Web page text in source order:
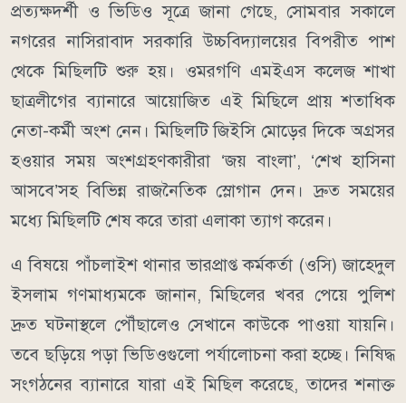
প্রত্যক্ষদর্শী ও ভিডিও সূত্রে জানা গেছে, সোমবার সকালে
নগরের নাসিরাবাদ সরকারি উচ্চবিদ্যালয়ের বিপরীত পাশ
থেকে মিছিলটি শুরু হয়। ওমরগণি এমইএস কলেজ শাখা
ছাত্রলীগের ব্যানারে আয়োজিত এই মিছিলে প্রায় শতাধিক
নেতা-কর্মী অংশ নেন। মিছিলটি জিইসি মোড়ের দিকে অগ্রসর
হওয়ার সময় অংশগ্রহণকারীরা ‘জয় বাংলা’, ‘শেখ হাসিনা
আসবে’সহ বিভিন্ন রাজনৈতিক স্লোগান দেন। দ্রুত সময়ের
মধ্যে মিছিলটি শেষ করে তারা এলাকা ত্যাগ করেন।
এ বিষয়ে পাঁচলাইশ থানার ভারপ্রাপ্ত কর্মকর্তা (ওসি) জাহেদুল
ইসলাম গণমাধ্যমকে জানান, মিছিলের খবর পেয়ে পুলিশ
দ্রুত ঘটনাস্থলে পৌঁছালেও সেখানে কাউকে পাওয়া যায়নি।
তবে ছড়িয়ে পড়া ভিডিওগুলো পর্যালোচনা করা হচ্ছে। নিষিদ্ধ
সংগঠনের ব্যানারে যারা এই মিছিল করেছে, তাদের শনাক্ত